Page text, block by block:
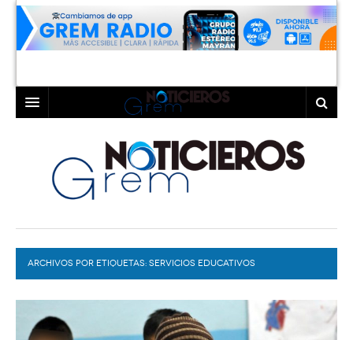
LAGUNA
TORREÓN
GÓMEZ PALACIO
LERDO
COAHUILA
DURANGO
DEPORTES
EXA
COLABORADORES
ARCHIVOS POR ETIQUETAS: SERVICIOS EDUCATIVOS